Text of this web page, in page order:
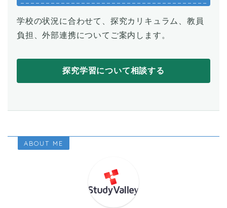
学校の状況に合わせて、探究カリキュラム、教員
負担、外部連携についてご案内します。
探究学習について相談する
ABOUT ME